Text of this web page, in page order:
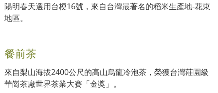
陽明春天選用台梗16號，來自台灣最著名的稻米生產地-花東
地區。
餐前茶
來自梨山海拔2400公尺的高山烏龍冷泡茶，榮獲台灣莊園級
華崗茶廠世界茶業大賽「金獎」。